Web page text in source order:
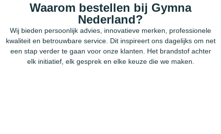
Waarom bestellen bij Gymna
Nederland?
Wij bieden persoonlijk advies, innovatieve merken, professionele
kwaliteit en betrouwbare service. Dit inspireert ons dagelijks om net
een stap verder te gaan voor onze klanten. Het brandstof achter
elk initiatief, elk gesprek en elke keuze die we maken.